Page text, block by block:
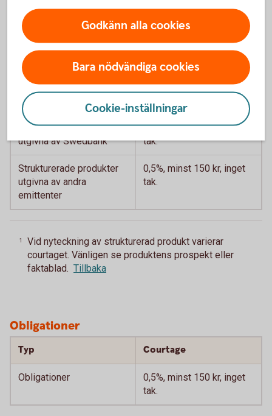
Teckningsrätter
0,5%, minst 150 kr, inget
tak.
Strukturerade produkter
Typ Courtage
Strukturerade produkter
utgivna av Swedbank
0,5%, minst 150 kr, inget
tak.
Strukturerade produkter
utgivna av andra
emittenter
0,5%, minst 150 kr, inget
tak.
1
Vid nyteckning av strukturerad produkt varierar
courtaget. Vänligen se produktens prospekt eller
faktablad. Tillbaka
Obligationer
Typ Courtage
Obligationer
0,5%, minst 150 kr, inget
tak.
Godkänn alla cookies
Bara nödvändiga cookies
Cookie-inställningar